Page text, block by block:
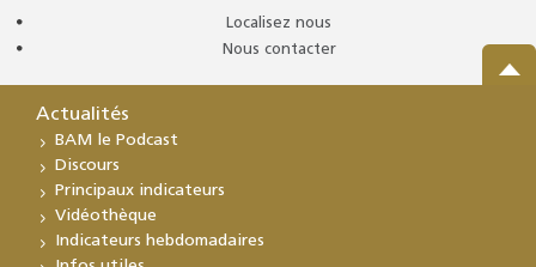
Localisez nous
Nous contacter
Actualités
BAM le Podcast
Discours
Principaux indicateurs
Vidéothèque
Indicateurs hebdomadaires